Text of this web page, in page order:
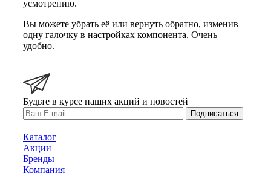
усмотрению.
Вы можете убрать её или вернуть обратно, изменив
одну галочку в настройках компонента. Очень
удобно.
Будьте в курсе наших акций и новостей
Подписаться
Каталог
Акции
Бренды
Компания